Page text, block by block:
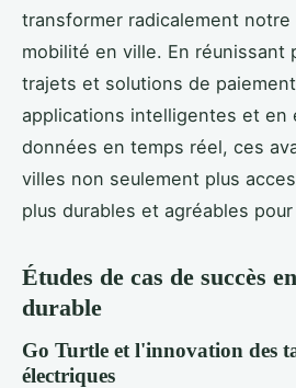
transformer radicalement
mobilité en ville. En réunissant
trajets et solutions de
applications intelligentes et en
données en temps réel, ces
villes non seulement plus
plus durables et agréables
Études de cas de succès
durable
Go Turtle et l'innovation des
électriques